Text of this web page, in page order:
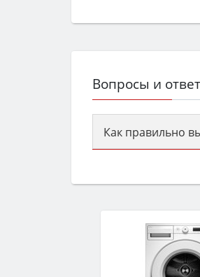
Вопросы и
Как правильно
семьи, класс